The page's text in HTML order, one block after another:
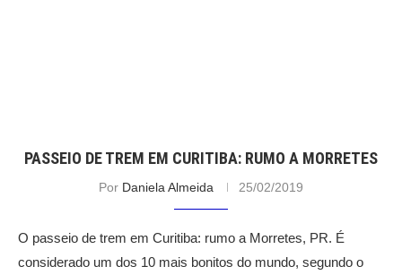
PASSEIO DE TREM EM CURITIBA: RUMO A MORRETES
Por Daniela Almeida 25/02/2019
O passeio de trem em Curitiba: rumo a Morretes, PR. É
considerado um dos 10 mais bonitos do mundo, segundo o